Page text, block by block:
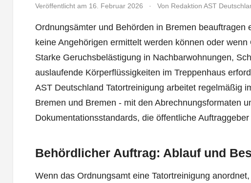
Veröffentlicht am 16. Februar 2026 · Von Redaktion AST
Ordnungsämter und Behörden in Bremen beauftragen
keine Angehörigen ermittelt werden können oder
Starke Geruchsbelästigung in Nachbarwohnungen,
auslaufende Körperflüssigkeiten im Treppenhaus
AST Deutschland Tatortreinigung arbeitet regelmäßig
Bremen und Bremen - mit den Abrechnungsformaten
Dokumentationsstandards, die öffentliche
Behördlicher Auftrag: Ablauf und
Wenn das Ordnungsamt eine Tatortreinigung